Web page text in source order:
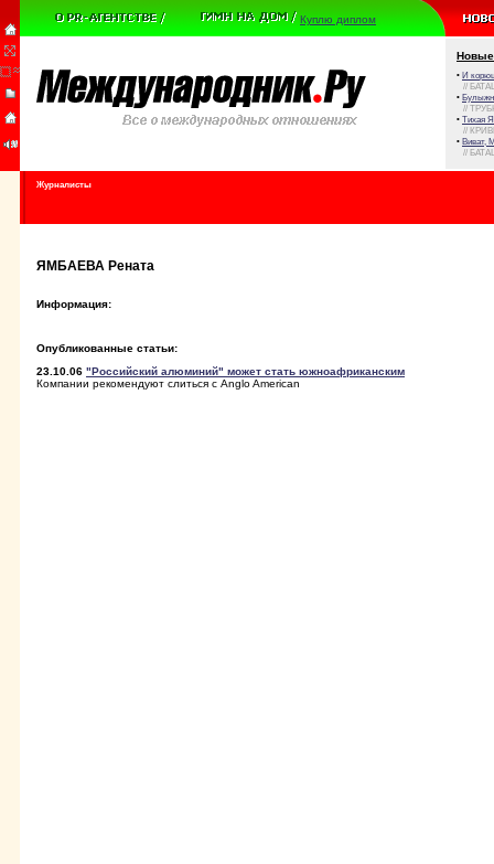
Куплю диплом
Новые
• И
//
•
//
• Тихая
//
• Виват,
//
Журналисты
ЯМБАЕВА Рената
Информация:
Опубликованные статьи:
23.10.06 "Российский алюминий" может стать южноафриканским
Компании рекомендуют слиться с Anglo American